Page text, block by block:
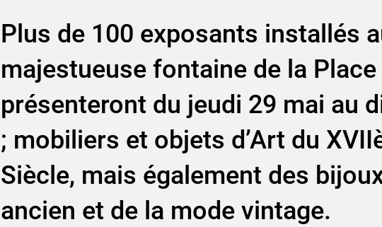
Plus de 100 exposants installés
majestueuse fontaine de la
présenteront du jeudi 29 mai au
; mobiliers et objets d’Art du
Siècle, mais également des
ancien et de la mode vintage.